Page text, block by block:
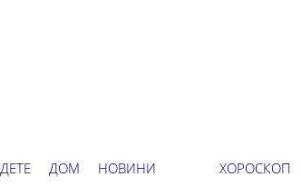
ДЕТЕ ДОМ НОВИНИ ХОРОСКОП